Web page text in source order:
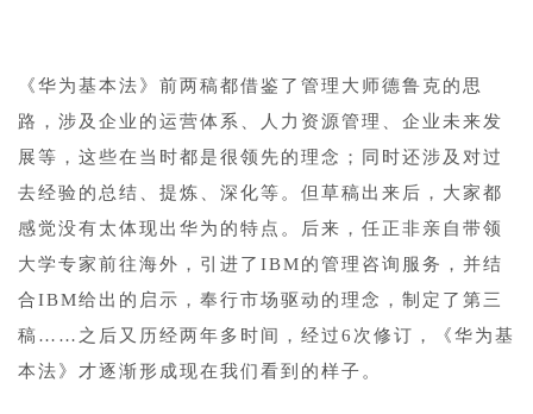
《华为基本法》前两稿都借鉴了管理大师德鲁克的思
路，涉及企业的运营体系、人力资源管理、企业未来发
展等，这些在当时都是很领先的理念；同时还涉及对过
去经验的总结、提炼、深化等。但草稿出来后，大家都
感觉没有太体现出华为的特点。后来，任正非亲自带领
大学专家前往海外，引进了IBM的管理咨询服务，并结
合IBM给出的启示，奉行市场驱动的理念，制定了第三
稿……之后又历经两年多时间，经过6次修订，《华为基
本法》才逐渐形成现在我们看到的样子。